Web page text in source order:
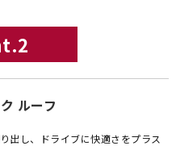
ルーフ
出し、ドライブに快適さをプラス